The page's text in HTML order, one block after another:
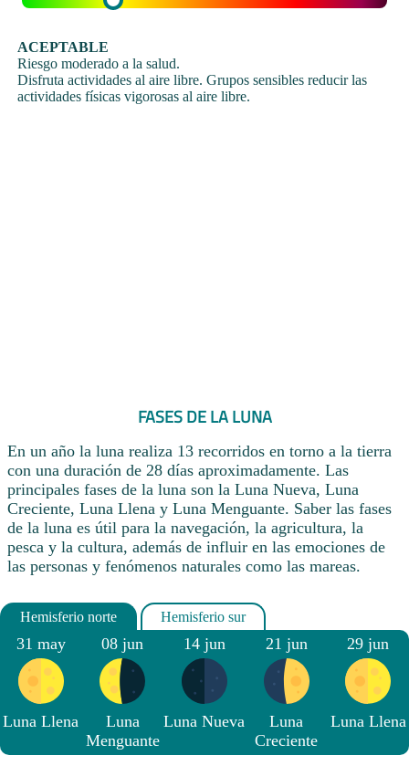
ACEPTABLE
Riesgo moderado a la salud.
Disfruta actividades al aire libre. Grupos sensibles reducir las
actividades físicas vigorosas al aire libre.
FASES DE LA LUNA
En un año la luna realiza 13 recorridos en torno a la tierra
con una duración de 28 días aproximadamente. Las
principales fases de la luna son la Luna Nueva, Luna
Creciente, Luna Llena y Luna Menguante. Saber las fases
de la luna es útil para la navegación, la agricultura, la
pesca y la cultura, además de influir en las emociones de
las personas y fenómenos naturales como las mareas.
31 may
Luna Llena
08 jun
Luna
Menguante
14 jun
Luna Nueva
21 jun
Luna
Creciente
29 jun
Luna Llena